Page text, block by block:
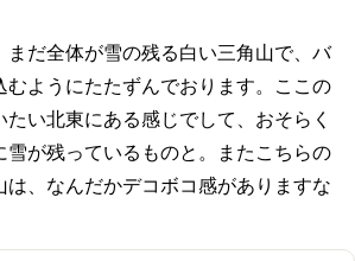
だ全体が雪の残る白い三角山で、バ
むようにたたずんでおります。ここの
い北東にある感じでして、おそらく
雪が残っているものと。またこちらの
、なんだかデコボコ感がありますな